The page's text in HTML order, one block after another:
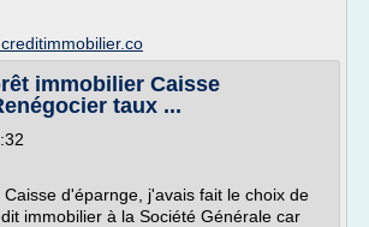
immobilier Caisse
taux ...
Caisse d'éparnge, j'avais fait le choix de
immobilier à la Société Générale car